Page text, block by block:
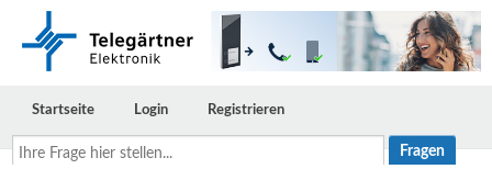
Ihre
Frage
Startseite Login Registrieren